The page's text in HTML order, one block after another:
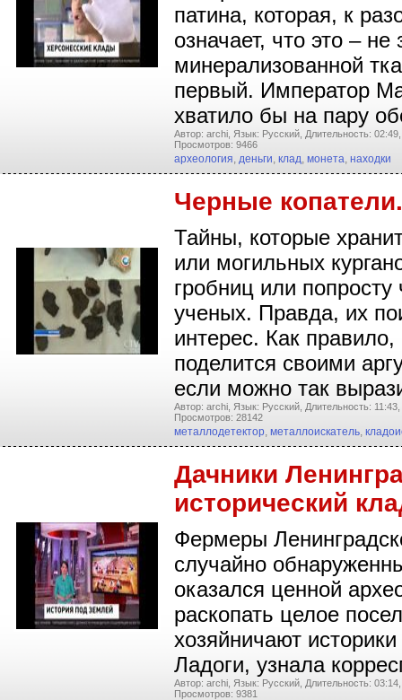
патина, которая, к
означает, что это –
минерализованной
первый. Император
хватило бы на пару
Автор: archi, Язык: Русский, Длительность: 02:49,
Просмотров: 9466
археология, деньги, клад, монета, находки
Черные
Тайны, которые
или могильных
гробниц или попросту
ученых. Правда, их
интерес. Как
поделится своими
если можно так
Автор: archi, Язык: Русский, Длительность: 11:43,
Просмотров: 28142
металлодетектор, металлоискатель,
Дачники
исторический
Фермеры
случайно
оказался ценной
раскопать целое
хозяйничают
Ладоги, узнала
Автор: archi, Язык: Русский, Длительность: 03:14,
Просмотров: 9381